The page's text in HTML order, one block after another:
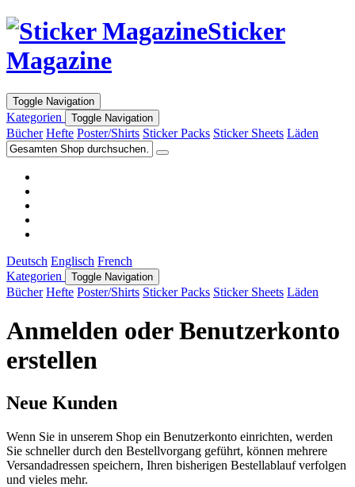
Sticker
Magazine
Toggle Navigation
Kategorien Toggle Navigation
Bücher Hefte Poster/Shirts Sticker Packs Sticker Sheets Läden
Deutsch Englisch French
Kategorien
Toggle Navigation
Bücher Hefte Poster/Shirts Sticker Packs Sticker Sheets Läden
Anmelden oder Benutzerkonto
erstellen
Neue Kunden
Wenn Sie in unserem Shop ein Benutzerkonto einrichten, werden
Sie schneller durch den Bestellvorgang geführt, können mehrere
Versandadressen speichern, Ihren bisherigen Bestellablauf verfolgen
und vieles mehr.